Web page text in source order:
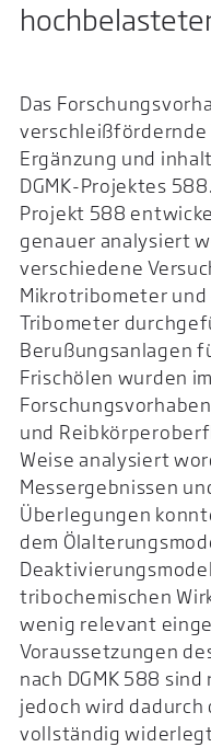
Das
verschleißfördernde
Ergänzung und
DGMK-Projektes
Projekt 588
genauer analysiert
verschiedene
Mikrotribometer
Tribometer
Berußungsanlagen
Frischölen wurden
und
Weise analysiert
Messergebnissen
Überlegungen
dem
tribochemischen
wenig relevant
Voraussetzungen
nach DGMK 588
jedoch wird
vollständig